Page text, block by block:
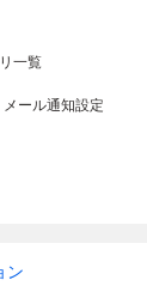
一覧
メール通知設定
ン